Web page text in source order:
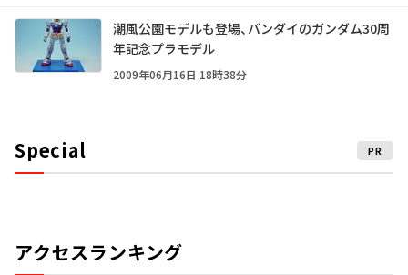
潮風公園モデルも登場、バンダイのガンダム30周
年記念プラモデル
2009年06月16日 18時38分
Special PR
アクセスランキング